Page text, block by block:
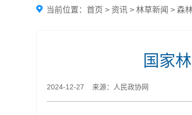
当前位置： 首页 > 资讯 > 林草新闻 > 森
国家
2024-12-27 来源：人民政协网